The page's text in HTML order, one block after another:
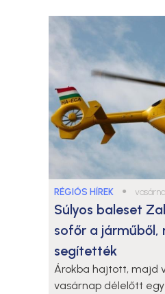
RÉGIÓS HÍREK ●
Súlyos baleset
sofőr a járműből,
segítették
Árokba hajtott, majd
vasárnap délelőtt